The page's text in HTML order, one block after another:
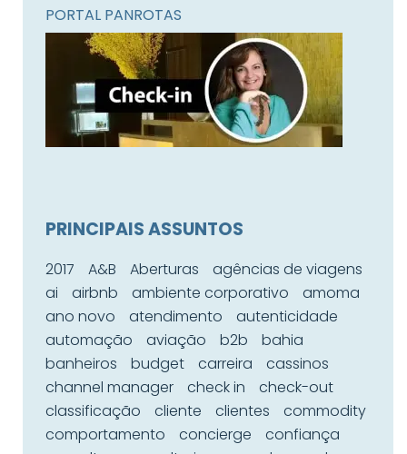
PORTAL PANROTAS
PRINCIPAIS ASSUNTOS
2017 A&B Aberturas
agências de viagens
ai
airbnb ambiente corporativo
amoma
ano novo
atendimento
autenticidade
automação
aviação b2b
bahia
banheiros
budget carreira
cassinos
channel manager
check in
check-out
classificação
cliente clientes
commodity
comportamento
concierge
confiança